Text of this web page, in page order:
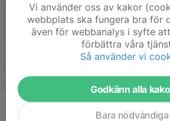
Vi använder oss av kakor
webbplats ska fungera bra för
även för webbanalys i syfte
förbättra våra
Så använder vi
Godkänn alla
Bara nödvändiga